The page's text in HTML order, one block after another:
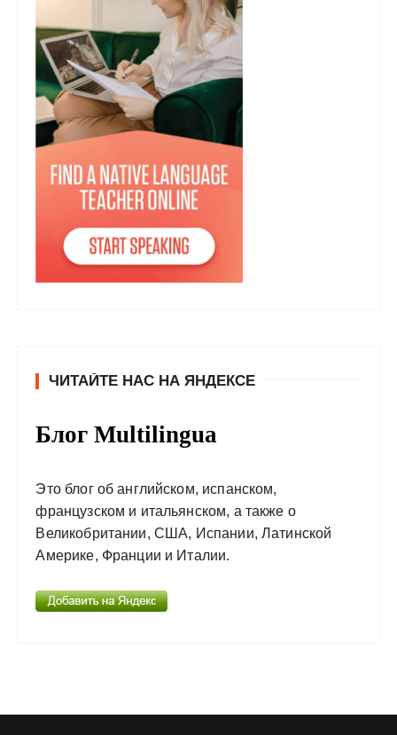
ЧИТАЙТЕ НАС НА ЯНДЕКСЕ
Блог Multilingua
Это блог об английском, испанском,
французском и итальянском, а также о
Великобритании, США, Испании, Латинской
Америке, Франции и Италии.